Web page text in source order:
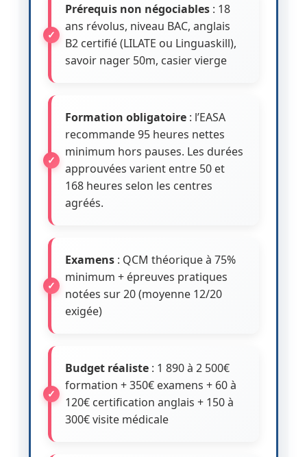
Prérequis non négociables: 18
ans révolus, niveau BAC, anglais
B2 certifié (LILATE ou Linguaskill),
savoir nager 50m, casier vierge
Formation obligatoire: l’EASA
recommande 95 heures nettes
minimum hors pauses. Les durées
approuvées varient entre 50 et
168 heures selon les centres
agréés.
Examens: QCM théorique à 75%
minimum + épreuves pratiques
notées sur 20 (moyenne 12/20
exigée)
Budget réaliste: 1 890 à 2 500€
formation + 350€ examens + 60 à
120€ certification anglais + 150 à
300€ visite médicale